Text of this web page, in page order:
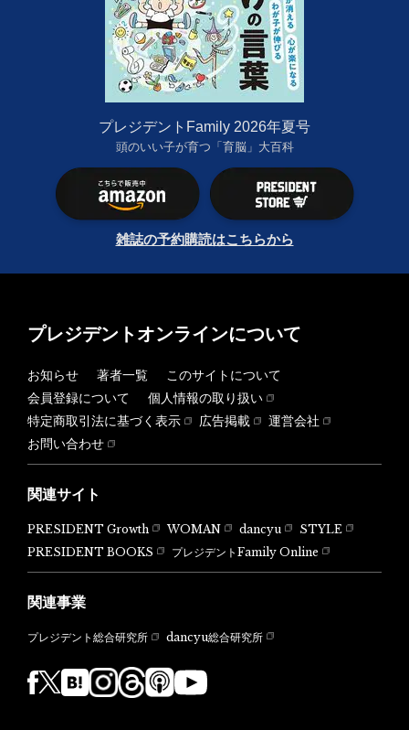
プレジデントFamily 2026年夏号
頭のいい子が育つ「育脳」大百科
雑誌の予約購読はこちらから
プレジデントオンラインについて
お知らせ 著者一覧
このサイトについて
会員登録について
個人情報の取り扱い
特定商取引法に基づく表示
広告掲載
運営会社
お問い合わせ
関連サイト
PRESIDENT Growth WOMAN dancyu
STYLE
PRESIDENT BOOKS
プレジデントFamily Online
関連事業
プレジデント総合研究所 dancyu総合研究所